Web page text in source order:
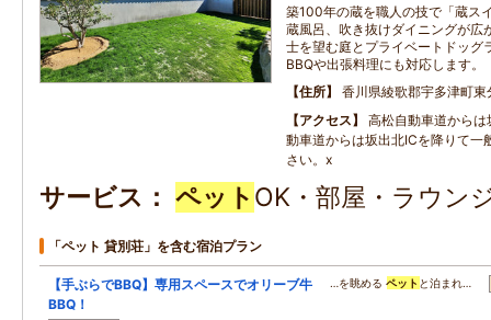
築100年の蔵を職人の技で「蔵ス
蔵風呂、吹き抜けダイニングが広
士を望む庭とプライベートドッグ
BBQや出張料理にも対応します。
住所
香川県綾歌郡宇多津町東
アクセス
高松自動車道から
動車道からは坂出北ICを降りて一
さい。x
サービス ペット OK・部屋・ラウン
「ペット 貸別荘」を含む宿泊プラン
【手ぶらでBBQ】専用スペースでオリーブ牛
BBQ！
…を眺めるペット と泊まれ…